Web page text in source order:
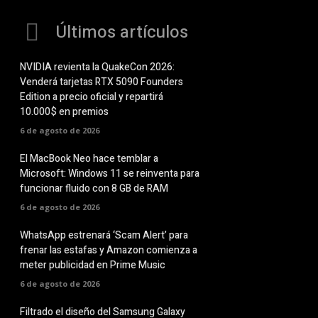
Últimos artículos
NVIDIA revienta la QuakeCon 2026:
Venderá tarjetas RTX 5090 Founders
Edition a precio oficial y repartirá
10.000$ en premios
6 de agosto de 2026
El MacBook Neo hace temblar a
Microsoft: Windows 11 se reinventa para
funcionar fluido con 8 GB de RAM
6 de agosto de 2026
WhatsApp estrenará ‘Scam Alert’ para
frenar las estafas y Amazon comienza a
meter publicidad en Prime Music
6 de agosto de 2026
Filtrado el diseño del Samsung Galaxy